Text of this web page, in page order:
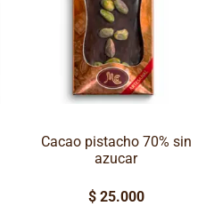
Cacao pistacho 70% sin
azucar
$25.000